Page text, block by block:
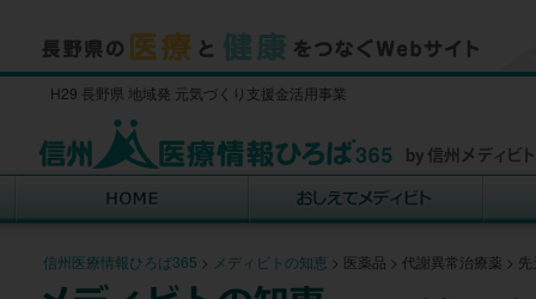
H29 長野県 地域発 元気づくり支援金活用事業
信州医療情報ひろば365 > メディビトの知恵 > 医薬品 > 代謝異常治療薬 >